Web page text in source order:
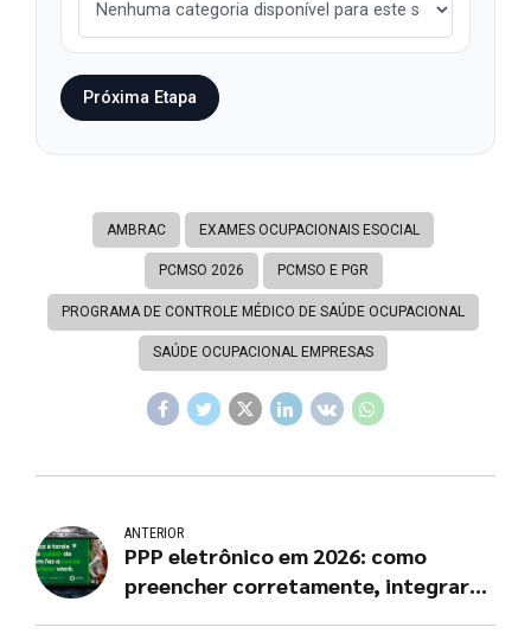
Próxima Etapa
AMBRAC EXAMES OCUPACIONAIS ESOCIAL
PCMSO 2026 PCMSO E PGR
PROGRAMA DE CONTROLE MÉDICO DE SAÚDE OCUPACIONAL
SAÚDE OCUPACIONAL EMPRESAS
ANTERIOR
PPP eletrônico em 2026: como
preencher corretamente, integrar